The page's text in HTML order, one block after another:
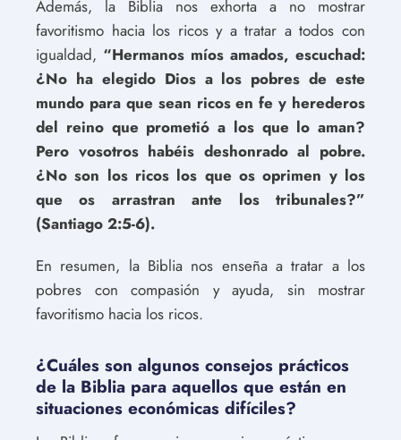
Además, la Biblia nos exhorta a no mostrar
favoritismo hacia los ricos y a tratar a todos con
igualdad, “Hermanos míos amados, escuchad:
¿No ha elegido Dios a los pobres de este
mundo para que sean ricos en fe y herederos
del reino que prometió a los que lo aman?
Pero vosotros habéis deshonrado al pobre.
¿No son los ricos los que os oprimen y los
que os arrastran ante los tribunales?”
(Santiago 2:5-6).
En resumen, la Biblia nos enseña a tratar a los
pobres con compasión y ayuda, sin mostrar
favoritismo hacia los ricos.
¿Cuáles son algunos consejos prácticos
de la Biblia para aquellos que están en
situaciones económicas difíciles?